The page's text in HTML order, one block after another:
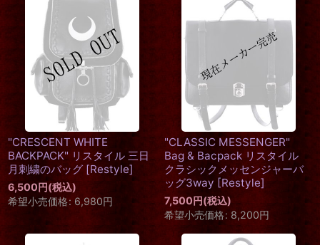
"CRESCENT WHITE
BACKPACK" リスタイル 三日
月刺繍のバッグ [Restyle]
6,500円(税込)
希望小売価格: 6,980円
"CLASSIC MESSENGER"
Bag & Bacpack リスタイル
クラシックメッセンジャーバ
ッグ3way [Restyle]
7,500円(税込)
希望小売価格: 8,200円